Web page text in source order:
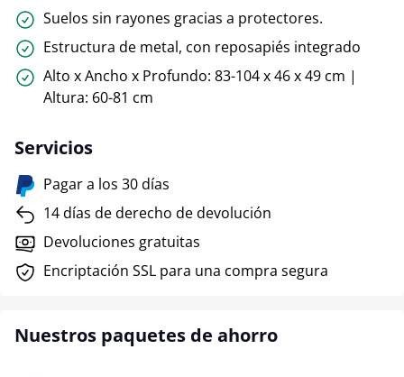
Suelos sin rayones gracias a protectores.
Estructura de metal, con reposapiés integrado
Alto x Ancho x Profundo: 83-104 x 46 x 49 cm |
Altura: 60-81 cm
Servicios
Pagar a los 30 días
14 días de derecho de devolución
Devoluciones gratuitas
Encriptación SSL para una compra segura
Nuestros paquetes de ahorro